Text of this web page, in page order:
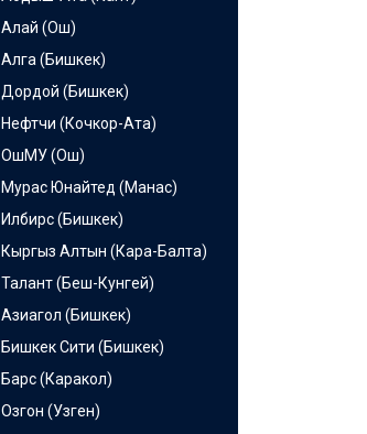
Алай (Ош)
Алга (Бишкек)
Дордой (Бишкек)
Нефтчи (Кочкор-Ата)
ОшМУ (Ош)
Мурас Юнайтед (Манас)
Илбирс (Бишкек)
Кыргыз Алтын (Кара-Балта)
Талант (Беш-Кунгей)
Азиагол (Бишкек)
Бишкек Сити (Бишкек)
Барс (Каракол)
Озгон (Узген)